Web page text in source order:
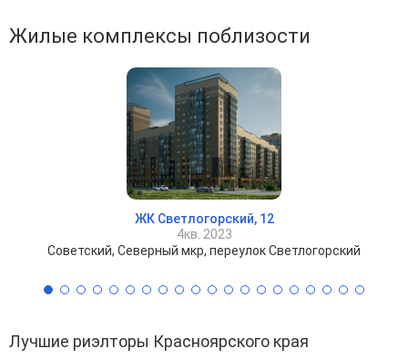
Жилые комплексы поблизости
ЖК Светлогорский, 12
4кв. 2023
Советский, Северный мкр, переулок Светлогорский
Лучшие риэлторы Красноярского края